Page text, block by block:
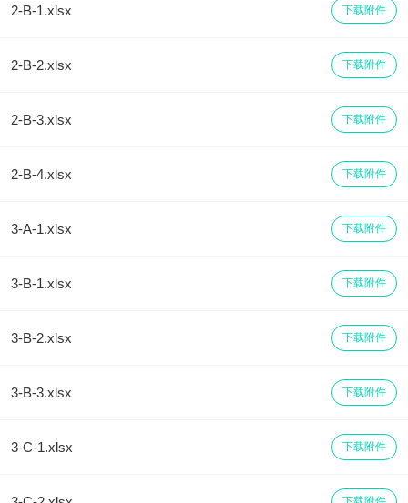
2-B-1.xlsx 下载附件
2-B-2.xlsx 下载附件
2-B-3.xlsx 下载附件
2-B-4.xlsx 下载附件
3-A-1.xlsx 下载附件
3-B-1.xlsx 下载附件
3-B-2.xlsx 下载附件
3-B-3.xlsx 下载附件
3-C-1.xlsx 下载附件